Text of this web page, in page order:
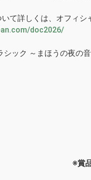
て詳しくは、オフィシ
doc2026/
ック ～まほうの夜の
※賞